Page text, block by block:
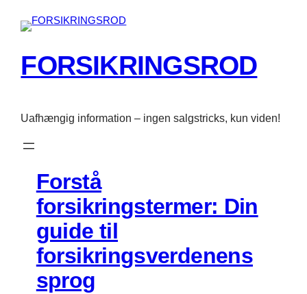
FORSIKRINGSROD
Uafhængig information – ingen salgstricks, kun viden!
Forstå
forsikringstermer: Din
guide til
forsikringsverdenens
sprog